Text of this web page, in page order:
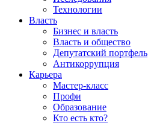
Технологии
Власть
Бизнес и власть
Власть и общество
Депутатский портфель
Антикоррупция
Карьера
Мастер-класс
Профи
Образование
Кто есть кто?